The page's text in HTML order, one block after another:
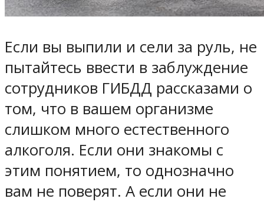
Если вы выпили и сели за руль, не
пытайтесь ввести в заблуждение
сотрудников ГИБДД рассказами о
том, что в вашем организме
слишком много естественного
алкоголя. Если они знакомы с
этим понятием, то однозначно
вам не поверят. А если они не